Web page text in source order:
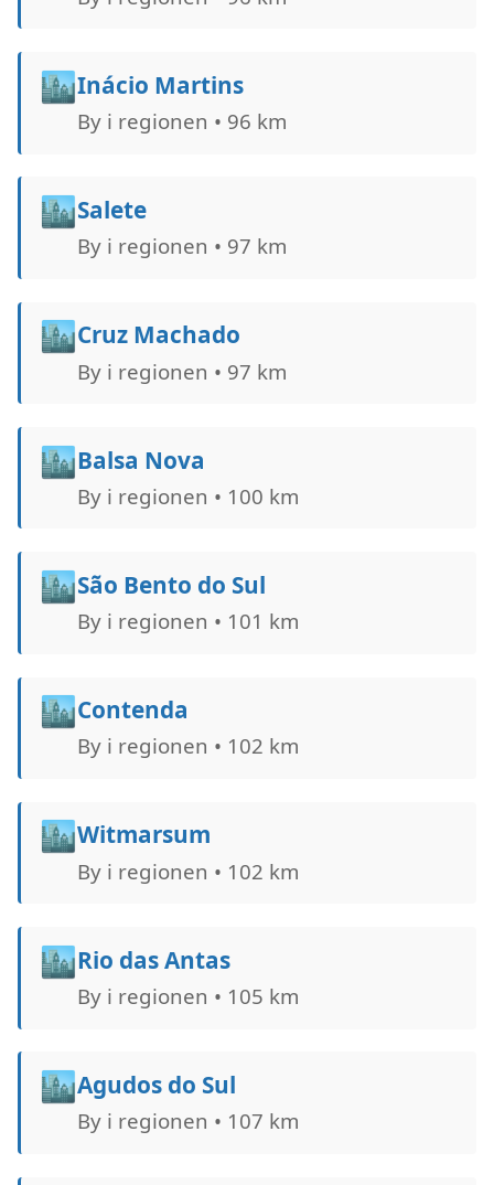
🏙️Inácio Martins
By i regionen • 96 km
🏙️Salete
By i regionen • 97 km
🏙️Cruz Machado
By i regionen • 97 km
🏙️Balsa Nova
By i regionen • 100 km
🏙️São Bento do Sul
By i regionen • 101 km
🏙️Contenda
By i regionen • 102 km
🏙️Witmarsum
By i regionen • 102 km
🏙️Rio das Antas
By i regionen • 105 km
🏙️Agudos do Sul
By i regionen • 107 km